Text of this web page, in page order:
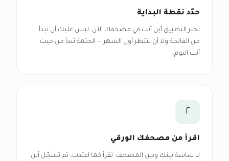
حدّد نقطة البداية
تخبر التطبيق أين أنت في مصحفك الآن. ليس عليك أن تبدأ
من الفاتحة ولا أن تنتظر أول الشهر — الختمة تبدأ من حيث
أنت اليوم.
٢
اقرأ من مصحفك الورقي
لا شاشة بينك وبين المصحف. تقرأ كما اعتدت، ثم تسجّل أين